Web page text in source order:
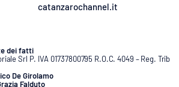
catanzarochannel.it
dei fatti
Srl P. IVA 01737800795 R.O.C. 4049 – Reg. Trib
De Girolamo
Falduto